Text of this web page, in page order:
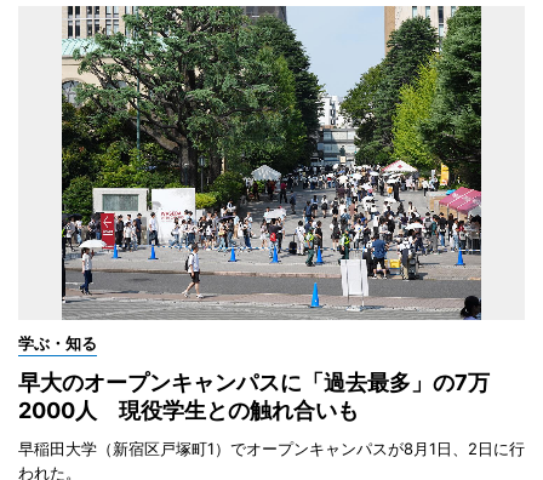
学ぶ・知る
早大のオープンキャンパスに「過去最多」の7万
2000人 現役学生との触れ合いも
早稲田大学（新宿区戸塚町1）でオープンキャンパスが8月1日、2日に行
われた。